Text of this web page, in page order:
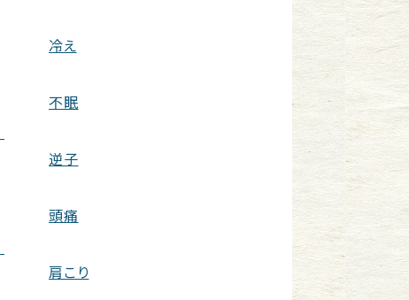
冷え
不眠
逆子
頭痛
肩こり